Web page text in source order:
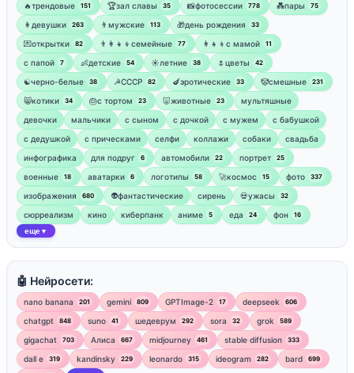
🔥трендовые 151 🏆зал славы 35 📸фотосессии 778 💑пары 75
👩девушки 263 👨мужские 113 🎁день рождения 33
💌открытки 82 👨‍👩‍👧‍👦семейные 77 👩‍👧‍👦с мамой 11
‍с папой 7 👶детские 54 ☀️летние 38 🌷цветы 42
☯︎черно-белые 38 ☭СССР 82 🍆эротические 33 🤡смешные 231
😸котики 34 🎂с тортом 23 🐷животные 23
мультяшные
девочки
мальчики с сыном с дочкой с мужем
с бабушкой
с дедушкой
с прическами селфи коллажи собаки
свадьба
инфографика
для подруг 6 автомобили 22 портрет 25
военные 18 аватарки 6 логотипы 58 🚀космос 15 фото 337
изображения 680 👽фантастические сирень 💀ужасы 32
сюрреализм кино киберпанк аниме 5 еда 24 фон 16
еще ▼
🤖 Нейросети:
nano banana 201 gemini 809 GPTImage-2 17 deepseek 606
chatgpt 848 suno 41 шедеврум 292 sora 32 grok 589
gigachat 703 Алиса 667 midjourney 461 stable diffusion 333
dall e 319 kandinsky 229 leonardo 315 ideogram 282 bard 699